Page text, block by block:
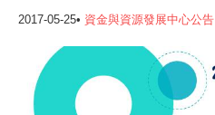
2017-05-25• 資金與資源發展中心公告